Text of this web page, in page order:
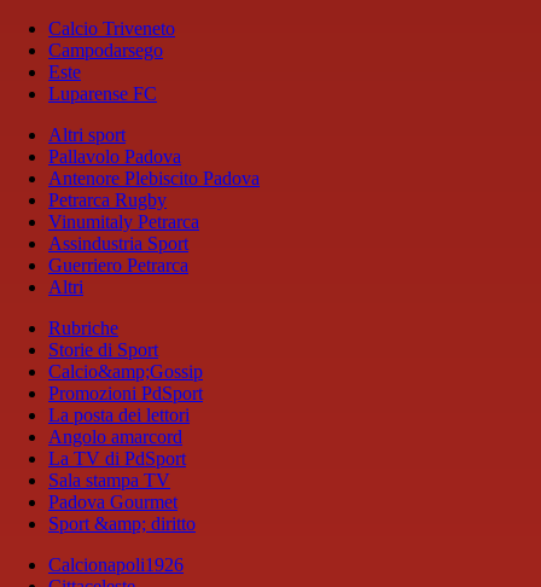
Calcio Triveneto
Campodarsego
Este
Luparense FC
Altri sport
Pallavolo Padova
Antenore Plebiscito Padova
Petrarca Rugby
Vinumitaly Petrarca
Assindustria Sport
Guerriero Petrarca
Altri
Rubriche
Storie di Sport
Calcio&amp;Gossip
Promozioni PdSport
La posta dei lettori
Angolo amarcord
La TV di PdSport
Sala stampa TV
Padova Gourmet
Sport &amp; diritto
Calcionapoli1926